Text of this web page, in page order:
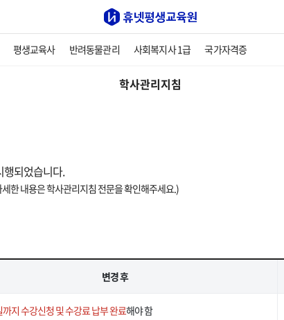
평생교육사 반려동물관리 사회복지사 1급 국가자격증
학사관리지침
행되었습니다.
세한 내용은 학사관리지침 전문을 확인해주세요.)
변경 후
지 수강신청 및 수강료 납부 완료해야 함